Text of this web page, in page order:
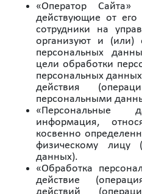
«Оператор
действующие от
сотрудники на
организуют и (или)
персональных
цели обработки
персональных
действия
персональными
информация,
косвенно
физическому лицу
данных).
«Обработка
действие